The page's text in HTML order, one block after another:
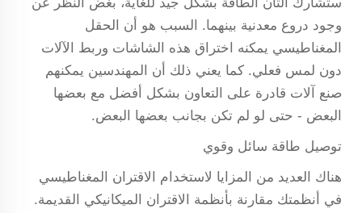
وجود دروع معدنية بينهما. السبب هو أن الحقل
المغناطيسي يمكنه اختراق هذه الشاشات وربط الآلات
دون لمس فعلي. كما يعني ذلك أن المهندسين يمكنهم
صنع آلات قادرة على التعاون بشكل أفضل مع بعضها
البعض - حتى لو لم تكن بجانب بعضها البعض.
توصيل طاقة سائل وقوي
هناك العديد من المزايا لاستخدام الاقتران المغناطيسي
في أنظمتك مقارنة بأنظمة الاقتران الميكانيكي القديمة.